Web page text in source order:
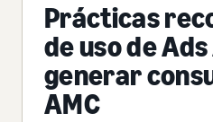
Prácticas
de uso de
generar
AMC